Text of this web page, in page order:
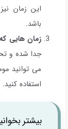
این زمان
باشد.
زمان هایی
جدا شده و
می توانید
استفاده کنید.
بیشتر